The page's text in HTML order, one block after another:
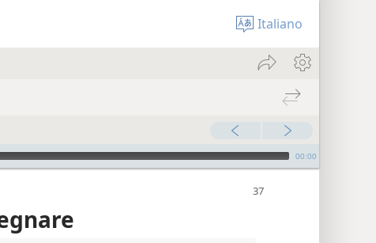
Italiano
00:00